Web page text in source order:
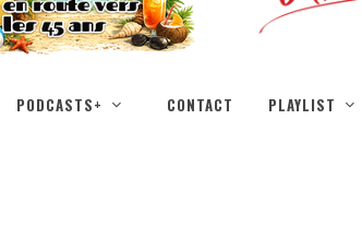
PODCASTS+ CONTACT PLAYLIST